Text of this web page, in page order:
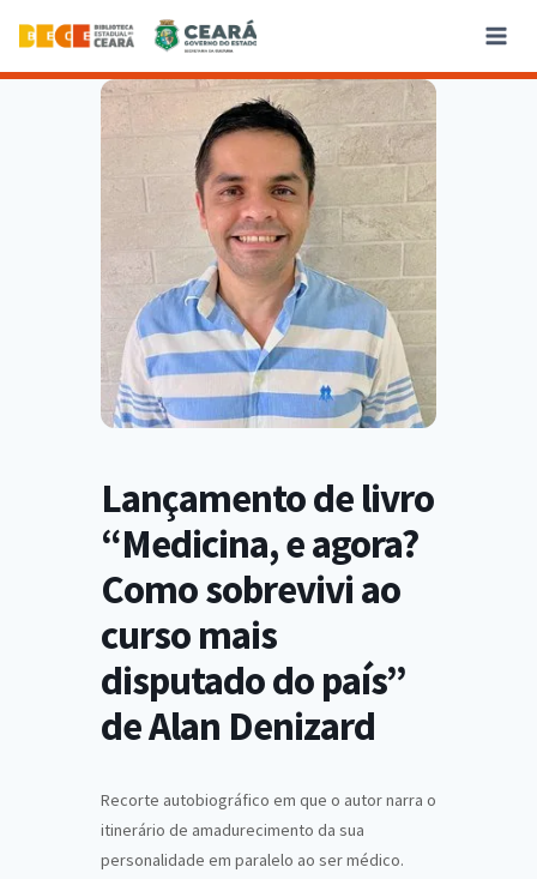
Lançamento de livro
“Medicina, e agora?
Como sobrevivi ao
curso mais
disputado do país”
de Alan Denizard
Recorte autobiográfico em que o autor narra o
itinerário de amadurecimento da sua
personalidade em paralelo ao ser médico.